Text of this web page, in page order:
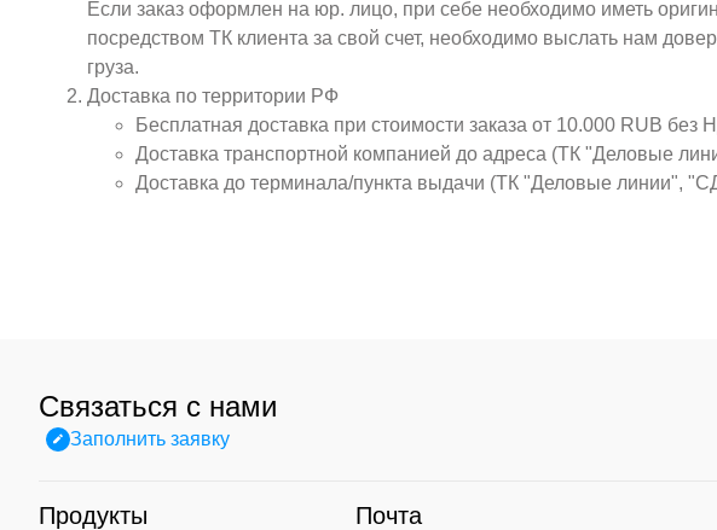
Если заказ оформлен на юр. лицо, при себе необходимо иметь
посредством ТК клиента за свой счет, необходимо выслать нам
груза.
Доставка по территории РФ
Бесплатная доставка при стоимости заказа от 10.000 RUB
Доставка транспортной компанией до адреса (ТК "Деловые
Доставка до терминала/пункта выдачи (ТК "Деловые
Связаться с нами
Заполнить заявку
Продукты Почта